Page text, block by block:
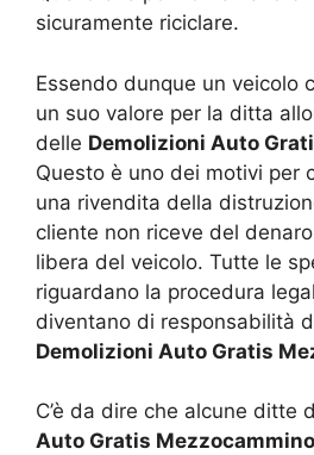
sicuramente riciclare.
Essendo dunque un veicolo
un suo valore per la ditta
delle Demolizioni Auto
Questo è uno dei motivi per
una rivendita della
cliente non riceve del
libera del veicolo. Tutte le
riguardano la procedura
diventano di responsabilità
Demolizioni Auto Gratis
C’è da dire che alcune ditte
Auto Gratis Mezzocammino